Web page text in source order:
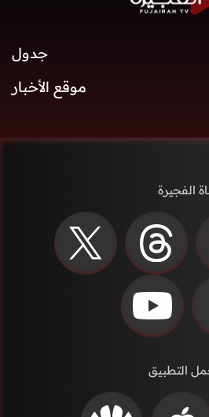
جدول
موقع الأخبار
الفجيرة
التطبيق